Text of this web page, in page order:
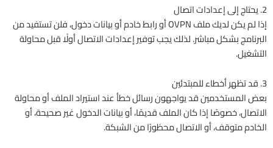
2. يحتاج إلى إعدادات اتصال
إذا لم يكن لديك ملف OVPN أو رابط خادم أو بيانات دخول، فلن تستفيد من
البرنامج بشكل مباشر. لذلك يجب توفير إعدادات الاتصال أولًا قبل محاولة
التشغيل.
3. قد تظهر أخطاء للمبتدئين
بعض المستخدمين قد يواجهون رسائل خطأ عند استيراد الملف أو محاولة
الاتصال، خصوصًا إذا كان الملف قديمًا، أو بيانات الدخول غير صحيحة، أو
الخادم متوقف، أو الاتصال محظورًا من الشبكة.